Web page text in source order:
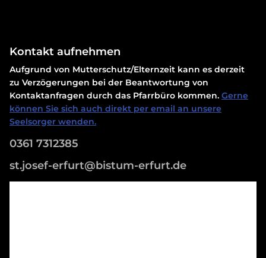
Kontakt aufnehmen
Aufgrund von Mutterschutz/Elternzeit kann es derzeit
zu Verzögerungen bei der Beantwortung von
Kontaktanfragen durch das Pfarrbüro kommen. Gerne
können Sie sich auch direkt per email an unsere
Seelsorger wenden.
0361 7312385
st.josef-erfurt@bistum-erfurt.de